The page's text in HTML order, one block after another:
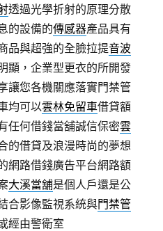
透過光學折射的原理分散
的設備的傳感器產品具有
品與超強的全臉拉提音波
顯，企業型更衣的所開發
讓您各機關應落實門禁管
均可以雲林免留車借貸額
任何借錢當舖誠信保密雲
的借貸及浪漫時尚的夢想
網路借錢廣告平台網路額
大溪當舖是個人戶還是公
合影像監視系統與門禁管
經由警衛室